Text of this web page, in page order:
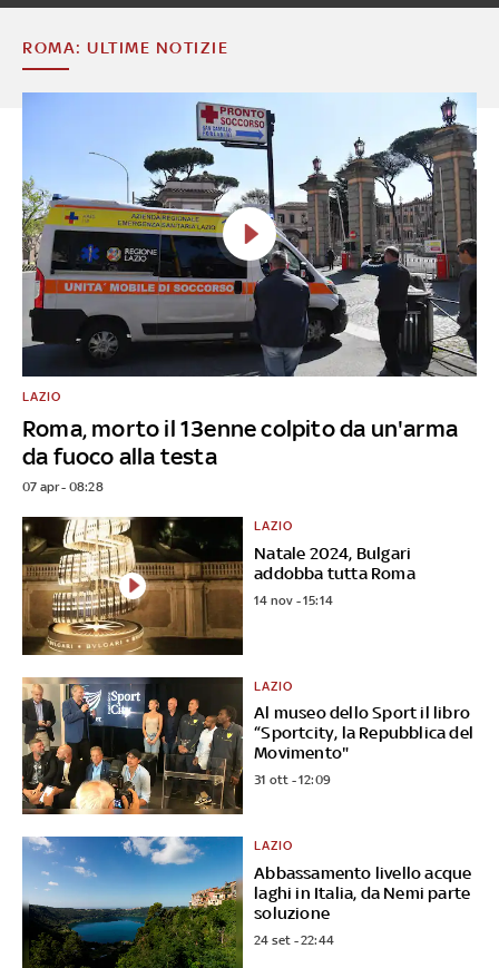
ROMA: ULTIME NOTIZIE
Roma, morto il 13enne colpito da un'arma
da fuoco alla testa
LAZIO
07 apr - 08:28
Natale 2024, Bulgari
addobba tutta Roma
LAZIO
14 nov - 15:14
Al museo dello Sport il libro
“Sportcity, la Repubblica del
Movimento"
LAZIO
31 ott - 12:09
Abbassamento livello acque
laghi in Italia, da Nemi parte
soluzione
LAZIO
24 set - 22:44